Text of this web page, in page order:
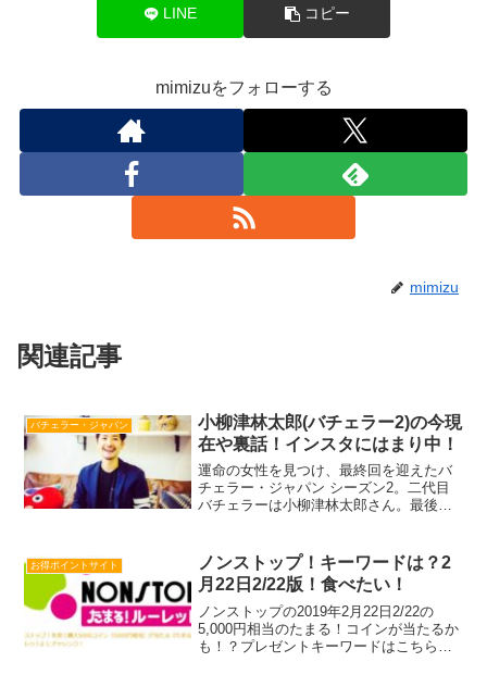
LINE コピー
mimizuをフォローする
mimizu
関連記事
バチェラー・ジャパン
小柳津林太郎(バチェラー2)の今現
在や裏話！インスタにはまり中！
運命の女性を見つけ、最終回を迎えたバ
チェラー・ジャパン シーズン2。二代目
バチェラーは小柳津林太郎さん。最後に
早一週間…。しかしおふたりのツーショ
ット写真などがネッ...
お得ポイントサイト
ノンストップ！キーワードは？2
月22日2/22版！食べたい！
ノンストップの2019年2月22日2/22の
5,000円相当のたまる！コインが当たるか
も！？プレゼントキーワードはこちら！